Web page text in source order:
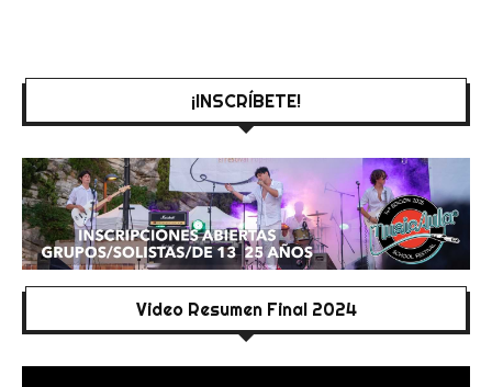
¡INSCRÍBETE!
Video Resumen Final 2024